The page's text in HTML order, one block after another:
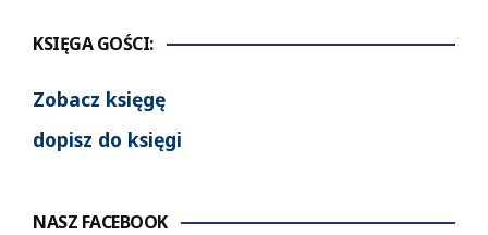
KSIĘGA GOŚCI:
Zobacz księgę
dopisz do księgi
NASZ FACEBOOK